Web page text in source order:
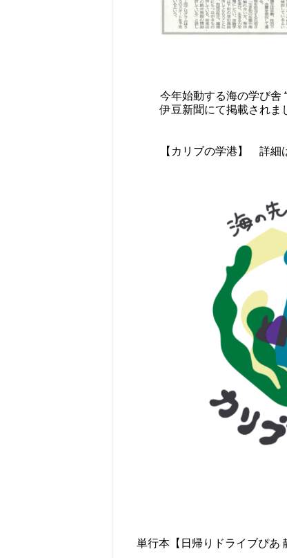
今年始動する海の学び舎
伊豆新聞にて掲載されま
【カリブの学港】　詳細